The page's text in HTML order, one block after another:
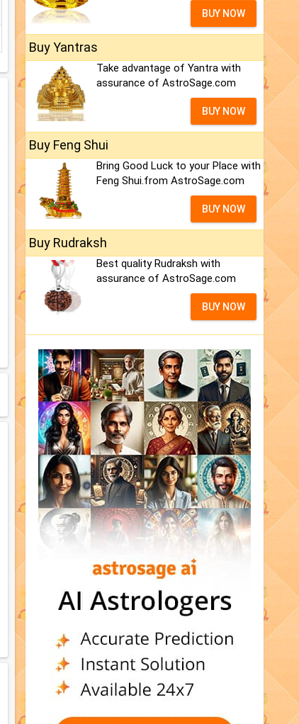
BUY NOW
Buy Yantras
Take advantage of Yantra with
assurance of AstroSage.com
BUY NOW
Buy Feng Shui
Bring Good Luck to your Place with
Feng Shui.from AstroSage.com
BUY NOW
Buy Rudraksh
Best quality Rudraksh with
assurance of AstroSage.com
BUY NOW